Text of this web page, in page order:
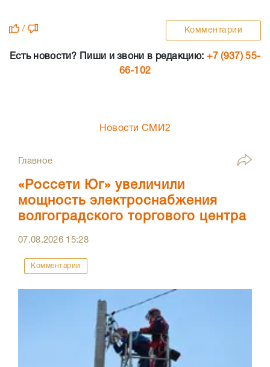
/ Комментарии
Есть новости? Пиши и звони в редакцию: +7 (937) 55-
66-102
Новости СМИ2
Главное
«Россети Юг» увеличили
мощность электроснабжения
волгоградского торгового центра
07.08.2026 15:28
Комментарии